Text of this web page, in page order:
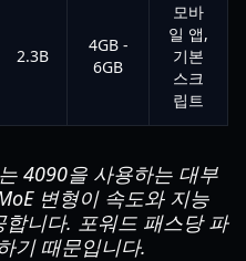
2.3B
4GB -
6GB
모바
일 앱,
기본
스크
립트
4090을 사용하는 대부
변형이 속도와 지능
니다. 포워드 패스당 파
기 때문입니다.